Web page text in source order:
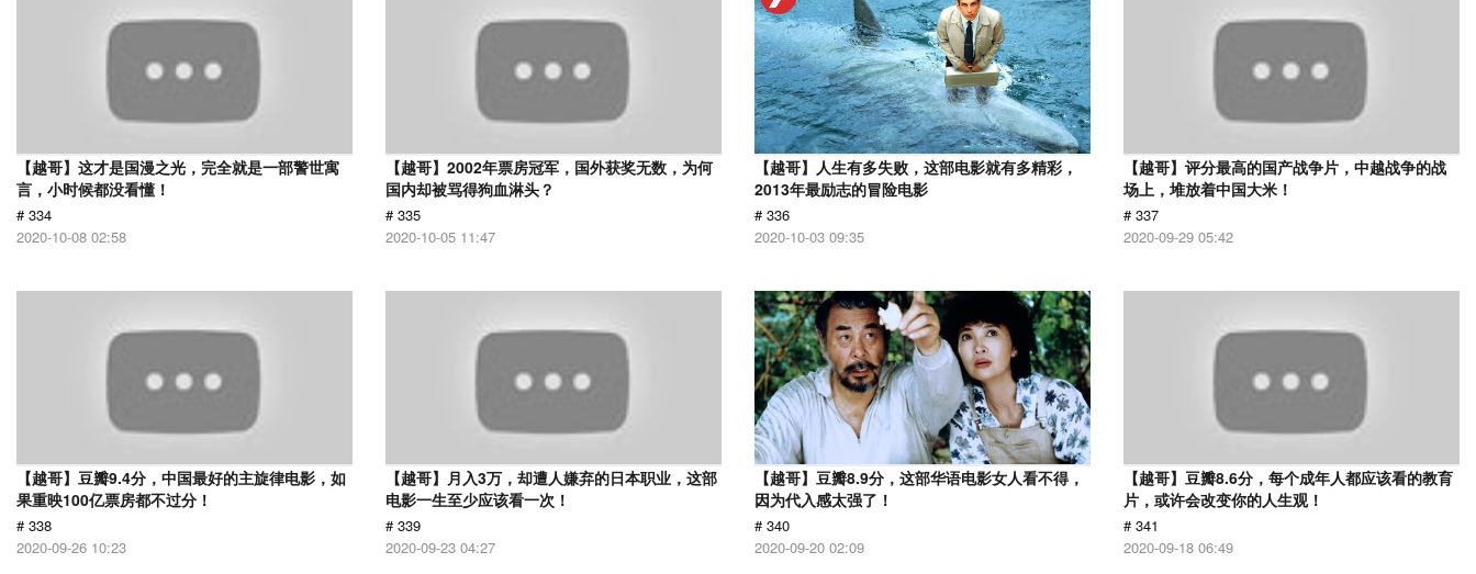
【越哥】这才是国漫之光，完全就是一部警世寓
言，小时候都没看懂！
# 334
2020-10-08 02:58
【越哥】2002年票房冠军，国外获奖无数，为何
国内却被骂得狗血淋头？
# 335
2020-10-05 11:47
【越哥】人生有多失败，这部电影就有多精彩，
2013年最励志的冒险电影
# 336
2020-10-03 09:35
【越哥】评分最高的国产战争片，中越战争的战
场上，堆放着中国大米！
# 337
2020-09-29 05:42
【越哥】豆瓣9.4分，中国最好的主旋律电影，如
果重映100亿票房都不过分！
# 338
2020-09-26 10:23
【越哥】月入3万，却遭人嫌弃的日本职业，这部
电影一生至少应该看一次！
# 339
2020-09-23 04:27
【越哥】豆瓣8.9分，这部华语电影女人看不得，
因为代入感太强了！
# 340
2020-09-20 02:09
【越哥】豆瓣8.6分，每个成年人都应该看的教育
片，或许会改变你的人生观！
# 341
2020-09-18 06:49